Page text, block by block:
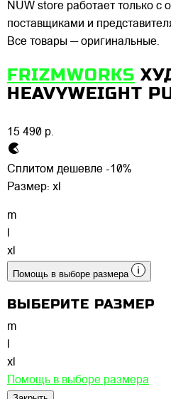
NUW store работает только с
поставщиками и
Все товары — оригинальные.
FRIZMWORKS
HEAVYWEIGHT
15 490 р.
Сплитом дешевле -10%
Размер: xl
m
l
xl
Помощь в выборе размера
ВЫБЕРИТЕ РАЗМЕР
m
xl
Помощь в выборе размера